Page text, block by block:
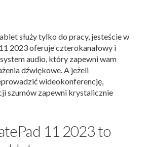
służy tylko do pracy, jesteście w
2023 oferuje czterokanałowy i
audio, który zapewni wam
dźwiękowe. A jeżeli
wideokonferencję,
szumów zapewni krystalicznie
11 2023 to